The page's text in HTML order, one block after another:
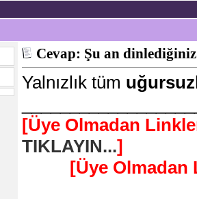
Cevap: Şu an
Yalnızlık tüm
[Üye Olmadan
TIKLAYIN...]
[Üye